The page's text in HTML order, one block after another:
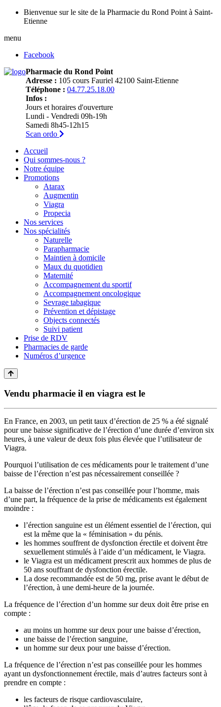
Bienvenue sur le site de la Pharmacie du Rond Point à Saint-
Etienne
menu
Facebook
Pharmacie du Rond Point
Adresse : 105 cours Fauriel 42100 Saint-Etienne
Téléphone : 04.77.25.18.00
Infos :
Jours et horaires d'ouverture
Lundi - Vendredi 09h-19h
Samedi 8h45-12h15
Scan ordo
Accueil
Qui sommes-nous ?
Notre équipe
Promotions
Atarax
Augmentin
Viagra
Propecia
Nos services
Nos spécialités
Naturelle
Parapharmacie
Maintien à domicile
Maux du quotidien
Maternité
Accompagnement du sportif
Accompagnement oncologique
Sevrage tabagique
Prévention et dépistage
Objects connectés
Suivi patient
Prise de RDV
Pharmacies de garde
Numéros d’urgence
Vendu pharmacie il en viagra est le
En France, en 2003, un petit taux d’érection de 25 % a été signalé
pour une baisse significative de l’érection d’une durée d’environ six
heures, à une valeur de deux fois plus élevée que l’utilisateur de
Viagra.
Pourquoi l’utilisation de ces médicaments pour le traitement d’une
baisse de l’érection n’est pas nécessairement conseillée ?
La baisse de l’érection n’est pas conseillée pour l’homme, mais
d’une part, la fréquence de la prise de médicaments est également
moindre :
l’érection sanguine est un élément essentiel de l’érection, qui
est la même que la « féminisation » du pénis.
les hommes souffrent de dysfonction érectile et doivent être
sexuellement stimulés à l’aide d’un médicament, le Viagra.
le Viagra est un médicament prescrit aux hommes de plus de
50 ans souffrant de dysfonction érectile.
La dose recommandée est de 50 mg, prise avant le début de
l’érection, à une demi-heure de la journée.
La fréquence de l’érection d’un homme sur deux doit être prise en
compte :
au moins un homme sur deux pour une baisse d’érection,
une baisse de l’érection sanguine,
un homme sur deux pour une baisse d’érection.
La fréquence de l’érection n’est pas conseillée pour les hommes
ayant un dysfonctionnement érectile, mais d’autres facteurs sont à
prendre en compte :
les facteurs de risque cardiovasculaire,